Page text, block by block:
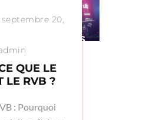
20,
QUE LE
LE RVB ?
: Pourquoi